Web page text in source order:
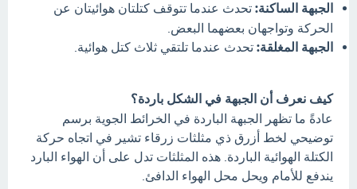
الجبهة الساكنة: تحدث عندما تتوقف كتلتان هوائيتان عن
الحركة وتواجهان بعضهما البعض.
الجبهة المغلقة: تحدث عندما تلتقي ثلاث كتل هوائية.
كيف نعرف أن الجبهة في الشكل باردة؟
عادةً ما تظهر الجبهة الباردة في الخرائط الجوية برسم
توضيحي لخط أزرق ذي مثلثات زرقاء تشير في اتجاه حركة
الكتلة الهوائية الباردة. هذه المثلثات تدل على أن الهواء البارد
يندفع للأمام ويحل محل الهواء الدافئ.